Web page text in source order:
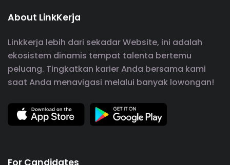
About LinkKerja
Linkkerja lebih dari sekadar Website, ini adalah
ekosistem dinamis tempat talenta bertemu
peluang. Tingkatkan karier Anda bersama kami
saat Anda menavigasi melalui banyak lowongan!